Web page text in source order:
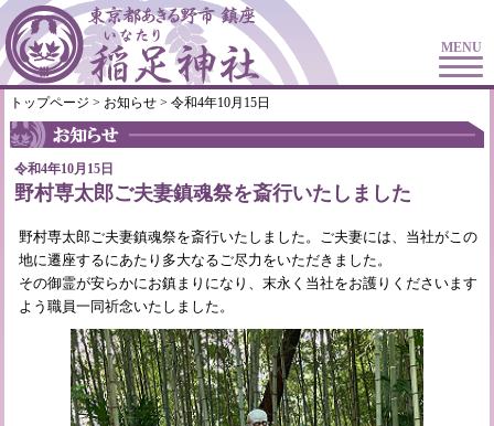
MENU
トップページ > お知らせ> 令和4年10月15日
令和4年10月15日
野村専太郎ご夫妻鎮魂祭を斎行いたしました
野村専太郎ご夫妻鎮魂祭を斎行いたしました。ご夫妻には、当社がこの
地に遷座するにあたり多大なるご尽力をいただきました。
その御霊が安らかにお鎮まりになり、末永く当社をお護りくださいます
よう職員一同祈念いたしました。